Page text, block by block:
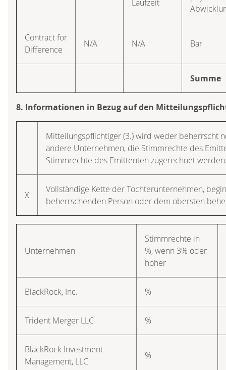
Laufzeit
Contract for
Difference
N/A N/A Bar
Summe
8. Informationen in Bezug auf den
Mitteilungspflichtiger (3.) wird weder beherrscht
andere Unternehmen, die Stimmrechte des
Stimmrechte des Emittenten zugerechnet
X
Vollständige Kette der Tochterunternehmen,
beherrschenden Person oder dem obersten
Unternehmen
Stimmrechte in
%, wenn 3% oder
höher
BlackRock, Inc. %
Trident Merger LLC %
BlackRock Investment
Management, LLC
%